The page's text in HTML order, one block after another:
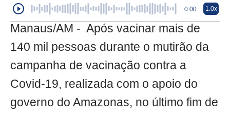
0:00 1.0x
Manaus/AM - Após vacinar mais de
140 mil pessoas durante o mutirão da
campanha de vacinação contra a
Covid-19, realizada com o apoio do
governo do Amazonas, no último fim de